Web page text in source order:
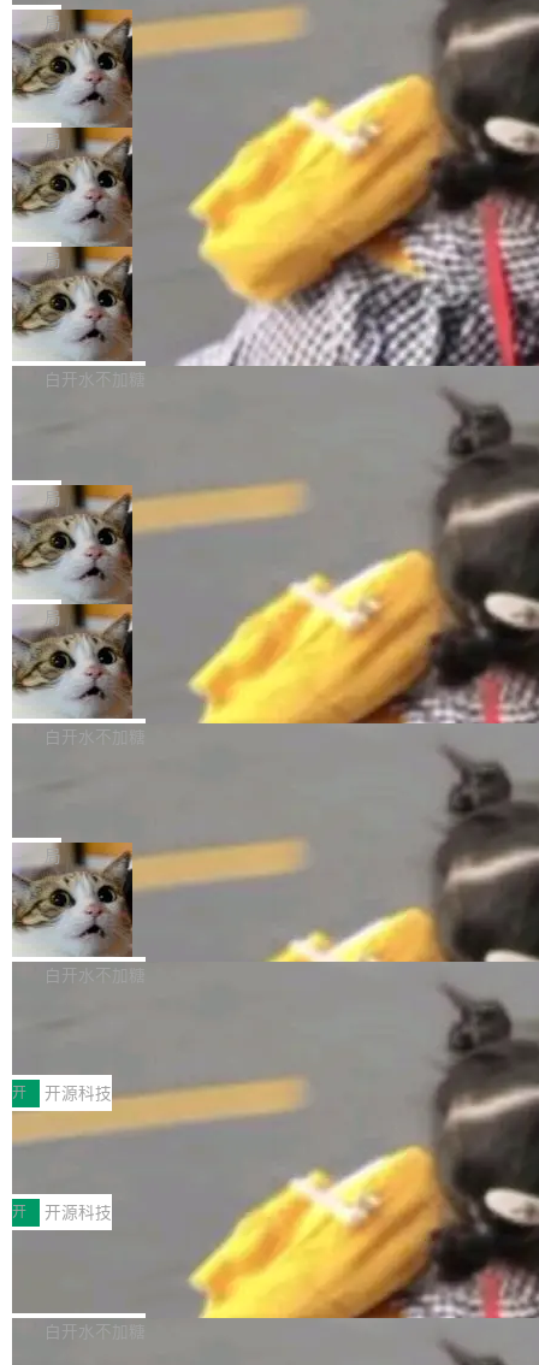
“启蒙老师”。 而今年，恰好是雷霄骅离世十周
年。FFmpeg 社区最终选择用一个大版本的名
字，留下了这份纪念。 雷霄骅曾是中国传媒大学
数字电视技术方向的博士生，长期从事视频、音
频技...
编写程序，目标是完成电商平台作者信息与商品
列表的数据匹配 —— 一项常规的数据处理任
务，最终却产生了 180 万美元的账单，实际支出
超出原定预算 860%。 更令人意外的是，该项目
最终并未成功落地，而高额算力消耗持续运行长
达 5 个月，公司直到财务对账时才察觉异常。这
意味着一个无人看管的 AI 程序，在近半年时间
里日夜不停地"烧钱"。 复盘显示，...
e CEO Clément Delangue 在 CNBC 的采访里
没有拐弯抹角。他说中国正在赢得 AI 竞赛，而
且按目前的速度，中国 AI 工具预计在今年底或
2027 年就能追上美国前沿实验室的水平。 Dela
ngue 把原因归结为一件事：开放协作。中国的
AI 开发者在一个共享和协作的生态里加速迭代，
而美国模型厂商在"闭门造车"。他的原话是 "buil
ding in silos"——各自为战，互不通气。 这个判
断从他嘴里说出来分量不同。Hugging Face 是
全球最大的开源 AI 平台，上面跑着上百万个模
型。谁在开源赛道上领先，...
局
当 AI agent 把源码变成了最好的扩展系
统，开发者工具必须开源
五年前，David Crawshaw 问过很多软件工程师
一个问题：你写过什么给自己用的程序？答案几
乎都是没有。工程师们整天用别人写的程序写程
序给别人用。偶尔有人自己写个博客系统、智能
家居控制、家庭实验室，都算稀奇事。 Crawsh
aw 是 Shelley 的作者，一个开源 AI coding age
nt。他最近在博客上写了一篇文章，核心论点很
简单：开发者工具必须开源。 理由不是传统的自
由软件情怀，而是一个跟 AI agent 直接相关的
技术判断。 两行 prompt 就能个性化任何软件 C
局
DeepSeek Harness 宣布内测邀请，全
网最大规模开源 Agent 路演现场诞生
一条内测招募帖，发出去的时候大概没人想到它
会变成一场开源 Agent 生态的路演。 8月1日，
DeepSeek Harness 团队负责人崔添翼（tiany
i）在 X 上发帖： 「如果你是 Agent Harness 相
关开源项目的开发者，希望参加 DeepSeek Har
ness 的内测，可以回复或私信联系我。请附上
Harness 负责把能力落到真实环境中——调用工
具、读写文件、管理上下文、处理错误、完成闭
环。崔添翼招人的标...
局
商汤 SenseNova U1.5-Lite-Preview
开源
商汤科技宣布面向社区开源轻量级统一多模态模
型的预览版本 SenseNova U1.5-Lite-Preview。
理解、推理、生成与编辑，还仅以 8B-MoT 的轻
量大小，将能力推进到4K、更精细的真实质感、
更复杂的视觉控制和可持续迭代编辑。 相比 U
1，U1.5-Lite-Preview 在以下方向上带来了显著
提升： 原生支持4K图像生成； 更精细的局部纹
理、细节与真实世界质感； 更准确的中英文文字
生成与复杂版式组织； 更稳定的图...
白开水不加糖
nap。这次是 hwctl——一个用来检查 Ubuntu
硬件认证状态的命令行工具。 Canonical 工程师
Alan Griffiths 在邮件列表中说得很直白：「hwc
tl 是一个 Ubuntu 专有的包，它和它的依赖项都
是 Ubuntu 专有的，不会用在其他发行版上。」
所以 deb 版本的受众实际上为零。既然只有 Ub
untu 用户在用，那用 snap 打包就没什么可纠结
的。 从 deb 到 snap 的迁移路径 hwctl 是 rust-
hwlib 硬件 API 库的一部分，命令行工具负责查
局
Dario Amodei 担心新人来 Anthropic
只为金钱，不为使命
顶级 AI 研究员在两家公司之间来回跳，中间只
隔了几天。 Lilian Weng 上周刚宣布因健康原因
离开 Thinking Machines Lab，说自己作为联合
创始人的角色「太累了」。几天后，The Inform
ation 就曝出她将重回 OpenAI，负责递归自我
改进方向的研究。她是 Thinking Machines 过
一在人才争夺战中失血的公司。六月，Google
连失两员大将：Noam Shazeer 去了 Op...
局
FFmpeg 9.0 发布
FFmpeg 9.0 现已发布，包含多项改进。官方更
新日志列出的 9.0 版本主要更新内容如下： 扩
er HE-AAC 960 解码 (DAB+) transpose_cuda
filter 添加 AMF Frame Rate Converter (vf_frc
_amf) filter SMPTE 2094-50 元数据支持和直
通 ProRes RAW VideoToolbox 硬件加速器 AP
V ...
白开水不加糖
Code 在 X 上发帖：「DeepSeek Flash did 8T
tokens on August 1st. 5T of free usage + 3T
on OpenCode Go.」79.8 万次浏览，连带着 #
DeepSeek一天消耗了8万亿# 上了微博热搜——
注意这是 OpenCode 一家的消耗。 OpenCode
不完。」5T 来自免费额度，3T 来自 Go...
局
NetBSD 11.0 正式发布
NetBSD 11.0 现已正式发布，这是 NetBSD 操
作系统的第十八个主要版本。 自 NetBSD 10.1
ve JH71XX 的设备，例如 VisionFive 2、PINE
64 STAR64，以及 QEMU。 增强了对 POSIX.1
-2024 和 C23 编程接口标准的兼容性。 compat
_linux(8) 增强了对 Linux 系统调用的支持，包
括 epoll（围绕 kqueue 实现）、POSIX 消息队
列、...
白开水不加糖
案
享会在上海举办。鸿蒙生态的全场景智慧营销平
台鲸鸿动能协同华为游戏中心，面向游戏行业开
发者及生态伙伴，系统呈现了平台在游戏领域的
完整能力版图——从IAP高价值用户的全周期经
营、到IAA游戏的“买变一体”正循环、再到联运与
广告协同的全链路经营闭环，以及面向全球市场
的出海增长布局。 华为终端云业务商业化销售负
责人在开场致辞中表示，游戏开发者的核心诉求
已不再是“多一个投放渠道”，而是一套能够持续
开 开源科技
技嘉X3D系列再添新成员 B850 AORU
面向AMD Ryzen X3D处理器玩家，技嘉X3D系
列主板阵容迎来新成员——B850 AORUS ELITE
X3D。作为面向主流高性能平台打造的全新主板
产品，B850 AORUS ELITE X3D延续技嘉在X3
D平台优化上的技术积累，旨在为游戏玩家带来
更稳定、更高效的装机选择。 B850 AORUS ELI
开 开源科技
Zadig v5.0 发布：AI 发布专员与 AI 审
我们团队这几天最大的卡点不是 AI 写得不够
好，是 AI 写得太好了。 好到审查排期从两天的
白开水不加糖